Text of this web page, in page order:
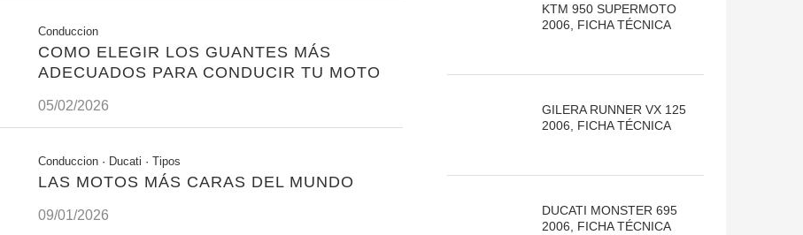
Conduccion
COMO ELEGIR LOS GUANTES MÁS
ADECUADOS PARA CONDUCIR TU MOTO
05/02/2026
Conduccion· Ducati · Tipos
LAS MOTOS MÁS CARAS DEL MUNDO
09/01/2026
KTM 950 SUPERMOTO
2006, FICHA TÉCNICA
GILERA RUNNER VX 125
2006, FICHA TÉCNICA
DUCATI MONSTER 695
2006, FICHA TÉCNICA